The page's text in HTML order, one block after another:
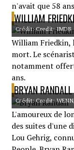
n'avait que 58
WILLIAM
Crédit: Credit: IMDB
William Friedkin,
mort. Le
notamment
ans.
BRYAN RANDALL
Crédit: Credit:
L'amoureux de
des suites d'une
Lou Gehrig,